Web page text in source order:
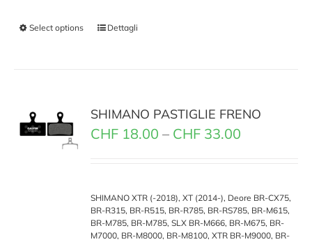
Select options Dettagli
SHIMANO PASTIGLIE FRENO
CHF 18.00 – CHF 33.00
SHIMANO XTR (-2018), XT (2014-), Deore BR-CX75,
BR-R315, BR-R515, BR-R785, BR-RS785, BR-M615,
BR-M785, BR-M785, SLX BR-M666, BR-M675, BR-
M7000, BR-M8000, BR-M8100, XTR BR-M9000, BR-